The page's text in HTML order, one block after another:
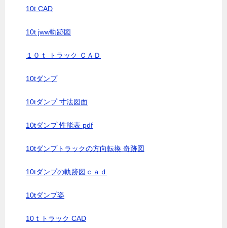
10t CAD
10t jww軌跡図
１０ｔ トラック ＣＡＤ
10tダンプ
10tダンプ 寸法図面
10tダンプ 性能表 pdf
10tダンプトラックの方向転換 奇跡図
10tダンプの軌跡図ｃａｄ
10tダンプ姿
10ｔトラック CAD